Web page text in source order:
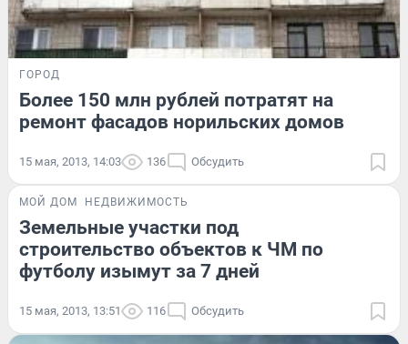
ГОРОД
Более 150 млн рублей потратят на
ремонт фасадов норильских домов
15 мая, 2013, 14:03 136 Обсудить
МОЙ ДОМ НЕДВИЖИМОСТЬ
Земельные участки под
строительство объектов к ЧМ по
футболу изымут за 7 дней
15 мая, 2013, 13:51 116 Обсудить